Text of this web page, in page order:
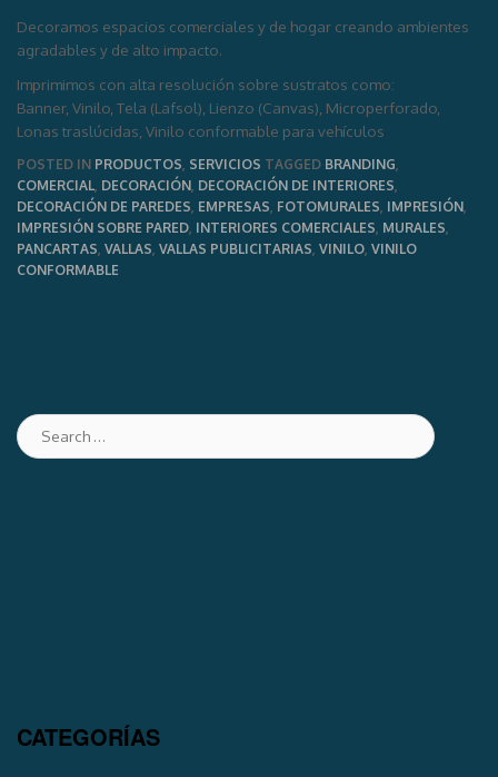
Decoramos espacios comerciales y de hogar creando ambientes
agradables y de alto impacto.
Imprimimos con alta resolución sobre sustratos como:
Banner, Vinilo, Tela (Lafsol), Lienzo (Canvas), Microperforado,
Lonas traslúcidas, Vinilo conformable para vehículos
POSTED IN PRODUCTOS SERVICIOS TAGGED BRANDING
COMERCIAL DECORACIÓN DECORACIÓN DE INTERIORES
DECORACIÓN DE PAREDES EMPRESAS FOTOMURALES IMPRESIÓN
IMPRESIÓN SOBRE PARED INTERIORES COMERCIALES MURALES
PANCARTAS VALLAS VALLAS PUBLICITARIAS VINILO VINILO
CONFORMABLE
CATEGORÍAS